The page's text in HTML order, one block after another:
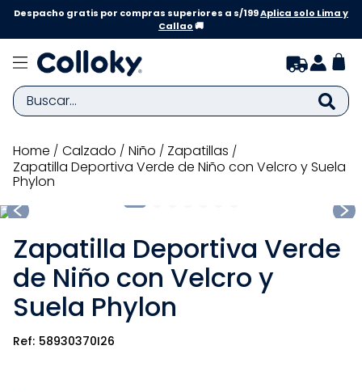
Despacho gratis por compras superiores a s/199Aplica solo Lima y
Callao🚚
Buscar...
calzado niño
zapatillas
Zapatilla Deportiva Verde de Niño con Velcro y Suela
Phylon
Zapatilla Deportiva Verde
de Niño con Velcro y
Suela Phylon
58930370I26
TÉRMINOS MÁS BUSCADOS
1.
zapatillas niña
2.
4.
sandalias
5.
sandalias niña
6.
bebe
7.
disney